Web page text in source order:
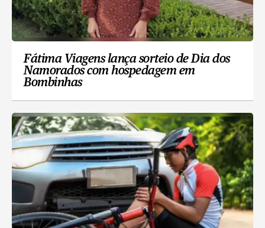
Fátima Viagens lança sorteio de Dia dos
Namorados com hospedagem em
Bombinhas